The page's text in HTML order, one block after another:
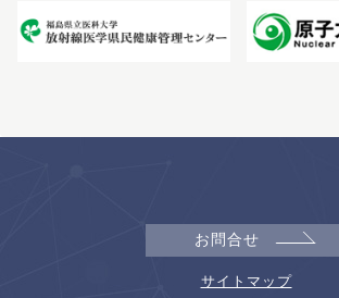
お問合せ
サイトマップ